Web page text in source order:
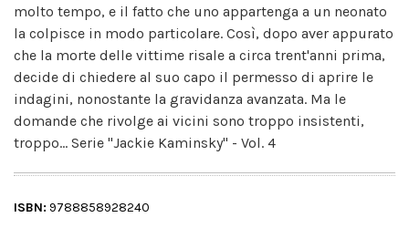
molto tempo, e il fatto che uno appartenga a un neonato
la colpisce in modo particolare. Così, dopo aver appurato
che la morte delle vittime risale a circa trent'anni prima,
decide di chiedere al suo capo il permesso di aprire le
indagini, nonostante la gravidanza avanzata. Ma le
domande che rivolge ai vicini sono troppo insistenti,
troppo... Serie "Jackie Kaminsky" - Vol. 4
ISBN: 9788858928240